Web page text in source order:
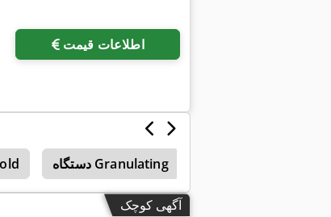
اطلاعات قیمت
دستگاه Granulating
آگهی کوچک